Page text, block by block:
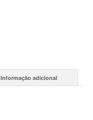
Informação adicional